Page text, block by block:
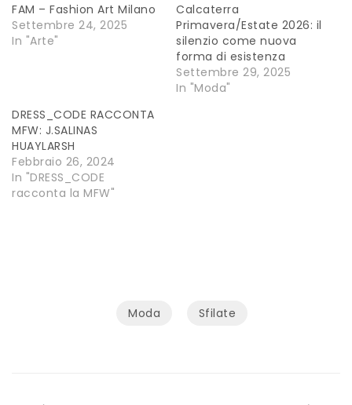
FAM – Fashion Art Milano
Settembre 24, 2025
In "Arte"
Calcaterra
Primavera/Estate 2026: il
silenzio come nuova
forma di esistenza
Settembre 29, 2025
In "Moda"
DRESS_CODE RACCONTA
MFW: J.SALINAS
HUAYLARSH
Febbraio 26, 2024
In "DRESS_CODE
racconta la MFW"
Moda Sfilate